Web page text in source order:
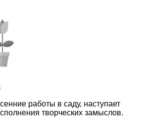
работы в саду, наступает
творческих замыслов.